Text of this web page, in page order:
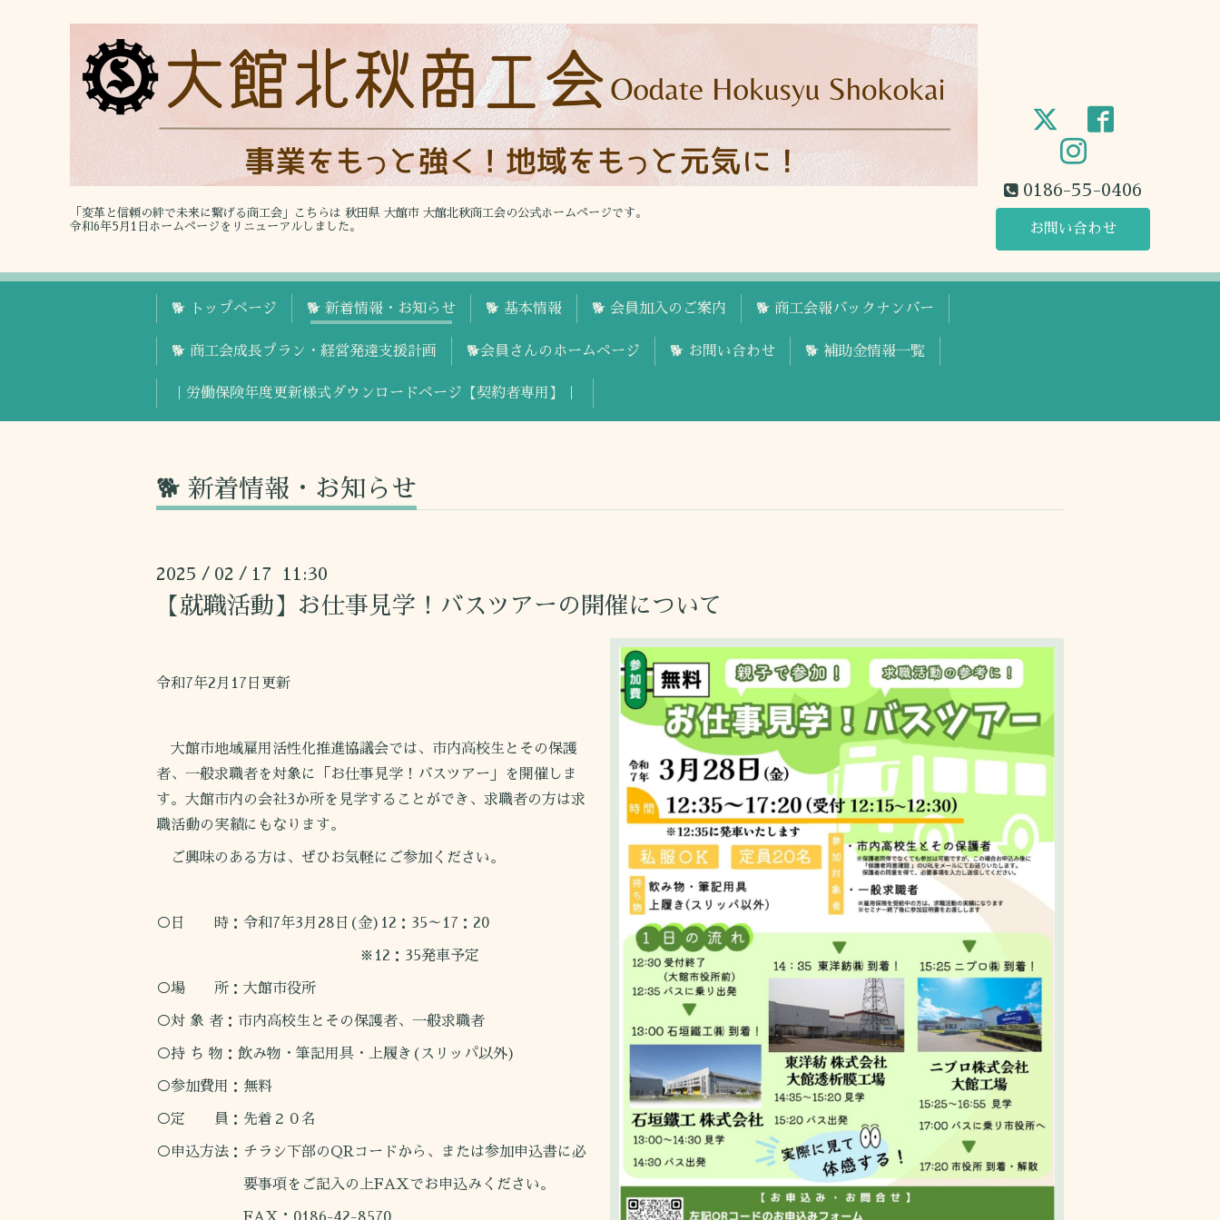
「変革と信頼の絆で未来に繋げる商工会」こちらは 秋田県 大館市 大館北秋商工会の公式ホームページです。
令和6年5月1日ホームページをリニューアルしました。
0186-55-0406
お問い合わせ
🐕 トップページ 🐕 新着情報・お知らせ 🐕 基本情報 🐕 会員加入のご案内 🐕 商工会報バックナンバー
🐕 商工会成長プラン・経営発達支援計画 🐕会員さんのホームページ 🐕 お問い合わせ 🐕 補助金情報一覧
｜労働保険年度更新様式ダウンロードページ【契約者専用】｜
🐕 新着情報・お知らせ
2025 / 02 / 17 11:30
【就職活動】お仕事見学！バスツアーの開催について
令和7年2月17日更新
大館市地域雇用活性化推進協議会では、市内高校生とその保護
者、一般求職者を対象に「お仕事見学！バスツアー」を開催しま
す。大館市内の会社3か所を見学することができ、求職者の方は求
職活動の実績にもなります。
ご興味のある方は、ぜひお気軽にご参加ください。
○日 時：令和7年3月28日(金)12：35～17：20
※12：35発車予定
○場 所：大館市役所
○対 象 者：市内高校生とその保護者、一般求職者
○持 ち 物：飲み物・筆記用具・上履き(スリッパ以外)
○参加費用：無料
○定 員：先着２０名
○申込方法：チラシ下部のQRコードから、または参加申込書に必
要事項をご記入の上FAXでお申込みください。
FAX：0186-42-8570